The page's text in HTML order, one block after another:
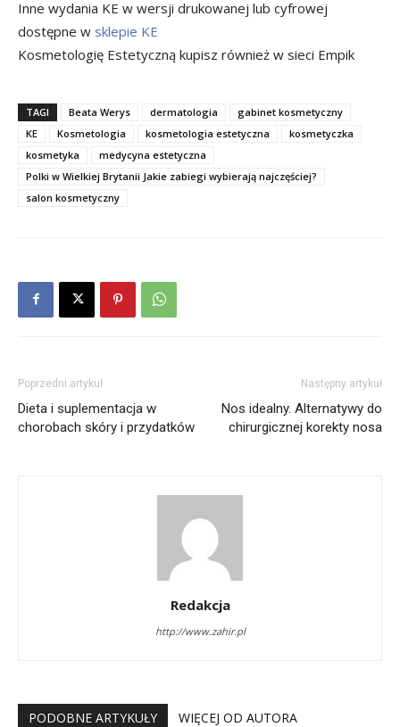
Inne wydania KE w wersji drukowanej lub cyfrowej
dostępne w sklepie KE
Kosmetologię Estetyczną kupisz również w sieci Empik
TAGI Beata Werys dermatologia
gabinet kosmetyczny
KE
Kosmetologia kosmetologia estetyczna
kosmetyczka
kosmetyka
medycyna estetyczna
Polki w Wielkiej Brytanii Jakie zabiegi wybierają najczęściej?
salon kosmetyczny
Poprzedni artykuł
Dieta i suplementacja w
chorobach skóry i przydatków
Następny artykuł
Nos idealny. Alternatywy do
chirurgicznej korekty nosa
Redakcja
http://www.zahir.pl
PODOBNE ARTYKUŁY WIĘCEJ OD AUTORA